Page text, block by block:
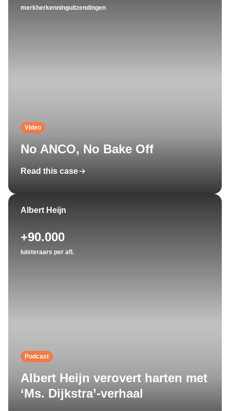
merkherkenninguitzendingen
Video
No ANCO, No Bake Off
Read this case
Albert Heijn
+90.000
luisteraars per afl.
Podcast
Albert Heijn verovert harten met
‘Ms. Dijkstra’-verhaal